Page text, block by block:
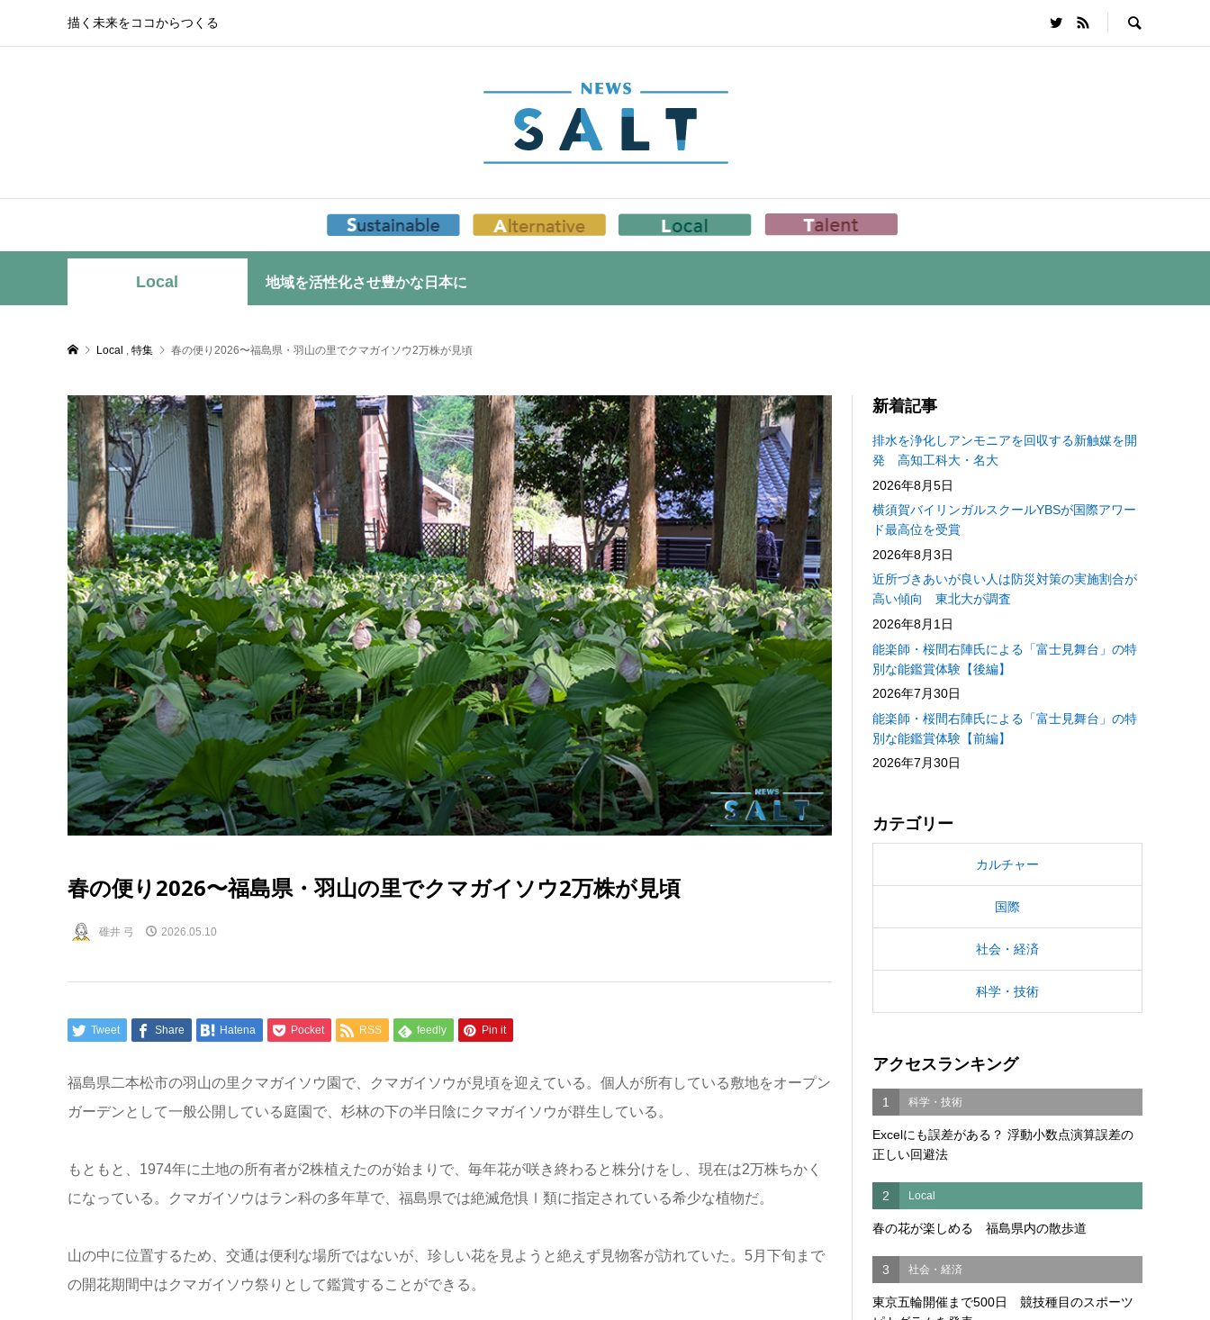
描く未来をココからつくる
Local 地域を活性化させ豊かな日本に
Local , 特集 春の便り2026〜福島県・羽山の里でクマガイソウ2万株が見頃
春の便り2026〜福島県・羽山の里でクマガイソウ2万株が見頃
碓井 弓 2026.05.10
Tweet Share Hatena Pocket RSS feedly Pin it
福島県二本松市の羽山の里クマガイソウ園で、クマガイソウが見頃を迎えている。個人が所有している敷地をオープン
ガーデンとして一般公開している庭園で、杉林の下の半日陰にクマガイソウが群生している。
もともと、1974年に土地の所有者が2株植えたのが始まりで、毎年花が咲き終わると株分けをし、現在は2万株ちかく
になっている。クマガイソウはラン科の多年草で、福島県では絶滅危惧Ⅰ類に指定されている希少な植物だ。
山の中に位置するため、交通は便利な場所ではないが、珍しい花を見ようと絶えず見物客が訪れていた。5月下旬まで
の開花期間中はクマガイソウ祭りとして鑑賞することができる。
新着記事
排水を浄化しアンモニアを回収する新触媒を開
発 高知工科大・名大
2026年8月5日
横須賀バイリンガルスクールYBSが国際アワー
ド最高位を受賞
2026年8月3日
近所づきあいが良い人は防災対策の実施割合が
高い傾向 東北大が調査
2026年8月1日
能楽師・桜間右陣氏による「富士見舞台」の特
別な能鑑賞体験【後編】
2026年7月30日
能楽師・桜間右陣氏による「富士見舞台」の特
別な能鑑賞体験【前編】
2026年7月30日
カテゴリー
カルチャー
国際
社会・経済
科学・技術
アクセスランキング
1 科学・技術
Excelにも誤差がある？ 浮動小数点演算誤差の
正しい回避法
2 Local
春の花が楽しめる 福島県内の散歩道
3 社会・経済
東京五輪開催まで500日 競技種目のスポーツ